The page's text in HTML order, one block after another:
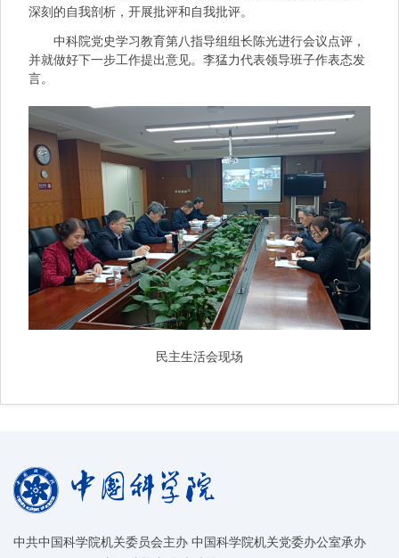
深刻的自我剖析，开展批评和自我批评。
中科院党史学习教育第八指导组组长陈光进行会议点评，
并就做好下一步工作提出意见。李猛力代表领导班子作表态发
言。
民主生活会现场
中共中国科学院机关委员会主办 中国科学院机关党委办公室承办